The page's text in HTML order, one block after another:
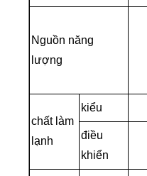
Nguồn năng
lượng
chất làm
lạnh
kiểu
điều
khiển